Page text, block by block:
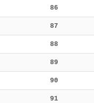
86
87
88
89
90
91